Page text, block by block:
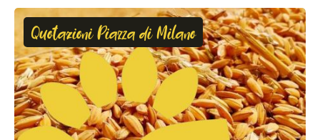
Quotazioni Piazza di Milano